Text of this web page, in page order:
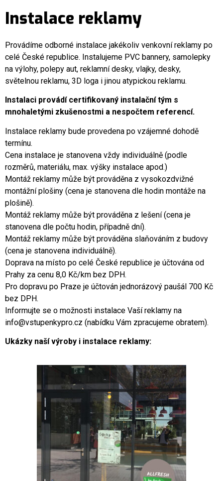
Instalace reklamy
Provádíme odborné instalace jakékoliv venkovní reklamy po
celé České republice. Instalujeme PVC bannery, samolepky
na výlohy, polepy aut, reklamní desky, vlajky, desky,
světelnou reklamu, 3D loga i jinou atypickou reklamu.
Instalaci provádí certifikovaný instalační tým s
mnohaletými zkušenostmi a nespočtem referencí.
Instalace reklamy bude provedena po vzájemné dohodě
termínu.
Cena instalace je stanovena vždy individuálně (podle
rozměrů, materiálu, max. výšky instalace apod.)
Montáž reklamy může být prováděna z vysokozdvižné
montážní plošiny (cena je stanovena dle hodin montáže na
plošině).
Montáž reklamy může být prováděna z lešení (cena je
stanovena dle počtu hodin, případně dní).
Montáž reklamy může být prováděna slaňováním z budovy
(cena je stanovena individuálně).
Doprava na místo po celé České republice je účtována od
Prahy za cenu 8,0 Kč/km bez DPH.
Pro dopravu po Praze je účtován jednorázový paušál 700 Kč
bez DPH.
Informujte se o možnosti instalace Vaší reklamy na
info@vstupenkypro.cz (nabídku Vám zpracujeme obratem).
Ukázky naší výroby i instalace reklamy: